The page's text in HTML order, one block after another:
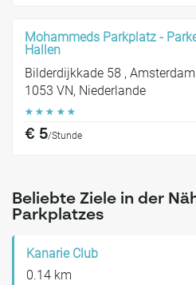
Mohammeds Parkplatz -
Hallen
Bilderdijkkade 58 , Amsterdam
1053 VN, Niederlande
☆ ☆ ☆ ☆ ☆
€ 5/Stunde
Beliebte Ziele in der
Parkplatzes
Kanarie Club
0.14 km